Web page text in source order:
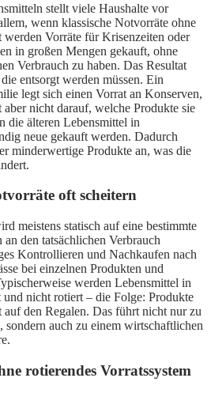
stellt viele Haushalte vor
wenn klassische Notvorräte ohne
Vorräte für Krisenzeiten oder
in großen Mengen gekauft, ohne
Verbrauch zu haben. Das Resultat
entsorgt werden müssen. Ein
legt sich einen Vorrat an Konserven,
nicht darauf, welche Produkte sie
die älteren Lebensmittel in
neue gekauft werden. Dadurch
minderwertige Produkte an, was die
oft scheitern
meistens statisch auf eine bestimmte
den tatsächlichen Verbrauch
Kontrollieren und Nachkaufen nach
bei einzelnen Produkten und
werden Lebensmittel in
nicht rotiert – die Folge: Produkte
den Regalen. Das führt nicht nur zu
sondern auch zu einem wirtschaftlichen
rotierendes Vorratssystem